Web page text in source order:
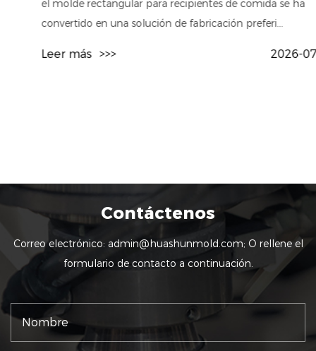
convertido en una solución de fabricación preferi...
Leer más >>> 2026-07-31
Contáctenos
Correo electrónico: admin@huashunmold.com; O rellene el
formulario de contacto a continuación.